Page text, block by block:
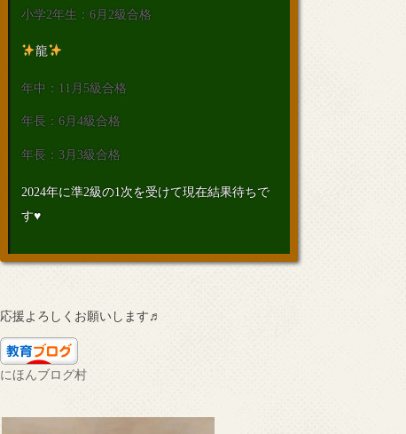
小学2年生：6月2級合格
龍
年中：11月5級合格
年長：6月4級合格
年長：3月3級合格
2024年に準2級の1次を受けて現在結果待ちで
す♥
応援よろしくお願いします♬
にほんブログ村